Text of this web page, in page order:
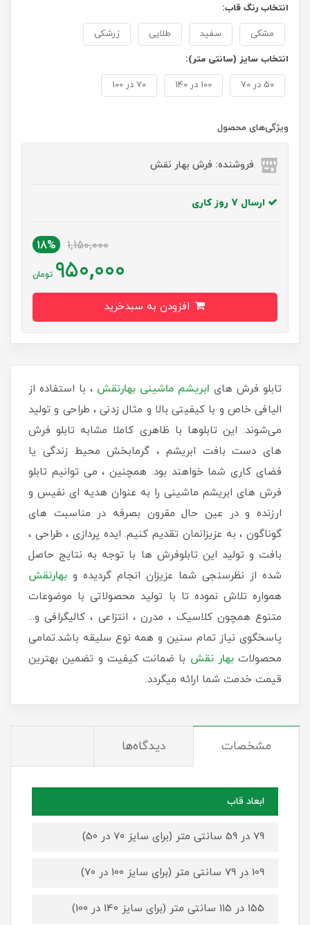
انتخاب رنگ قاب:
مشکی سفید طلایی زرشکی
انتخاب سایز (سانتی متر):
50 در 70 100 در 140 70 در 100
ویژگی‌های محصول
فروشنده: فرش بهار نقش
ارسال 7 روز کاری
1,150,000
18%
950,000 تومان
تابلو فرش های ابریشم ماشینی بهارنقش ، با استفاده از
الیافی خاص و با کیفیتی بالا و مثال زدنی ، طراحی و تولید
می‌شوند. این تابلوها با ظاهری کاملا مشابه تابلو فرش
های دست بافت ابریشم ، گرمابخش محیط زندگی یا
فضای کاری شما خواهند بود. همچنین ، می توانیم تابلو
فرش های ابریشم ماشینی را به عنوان هدیه ای نفیس و
ارزنده و در عین حال مقرون بصرفه در مناسبت های
گوناگون ، به عزیزانمان تقدیم کنیم. ایده پردازی ، طراحی ،
بافت و تولید این تابلوفرش ها با توجه به نتایج حاصل
شده از نظرسنجی شما عزیزان انجام گردیده و بهارنقش
همواره تلاش نموده تا با تولید محصولاتی با موضوعات
متنوع همچون کلاسیک ، مدرن ، انتزاعی ، کالیگرافی و...
پاسخگوی نیاز تمام سنین و همه نوع سلیقه باشد.تمامی
محصولاتبهار نقش با ضمانت کیفیت و تضمین بهترین
قیمت خدمت شما ارائه میگردد.
مشخصات دیدگاه‌ها
ابعاد قاب
79 در 59 سانتی متر (برای سایز 70 در 50)
109 در 79 سانتی متر (برای سایز 100 در 70)
155 در 115 سانتی متر (برای سایز 140 در 100)